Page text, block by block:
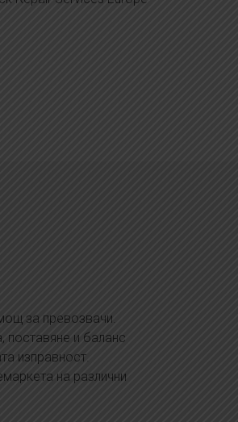
за превозвачи.
поставяне и баланс
изправност.
на различни